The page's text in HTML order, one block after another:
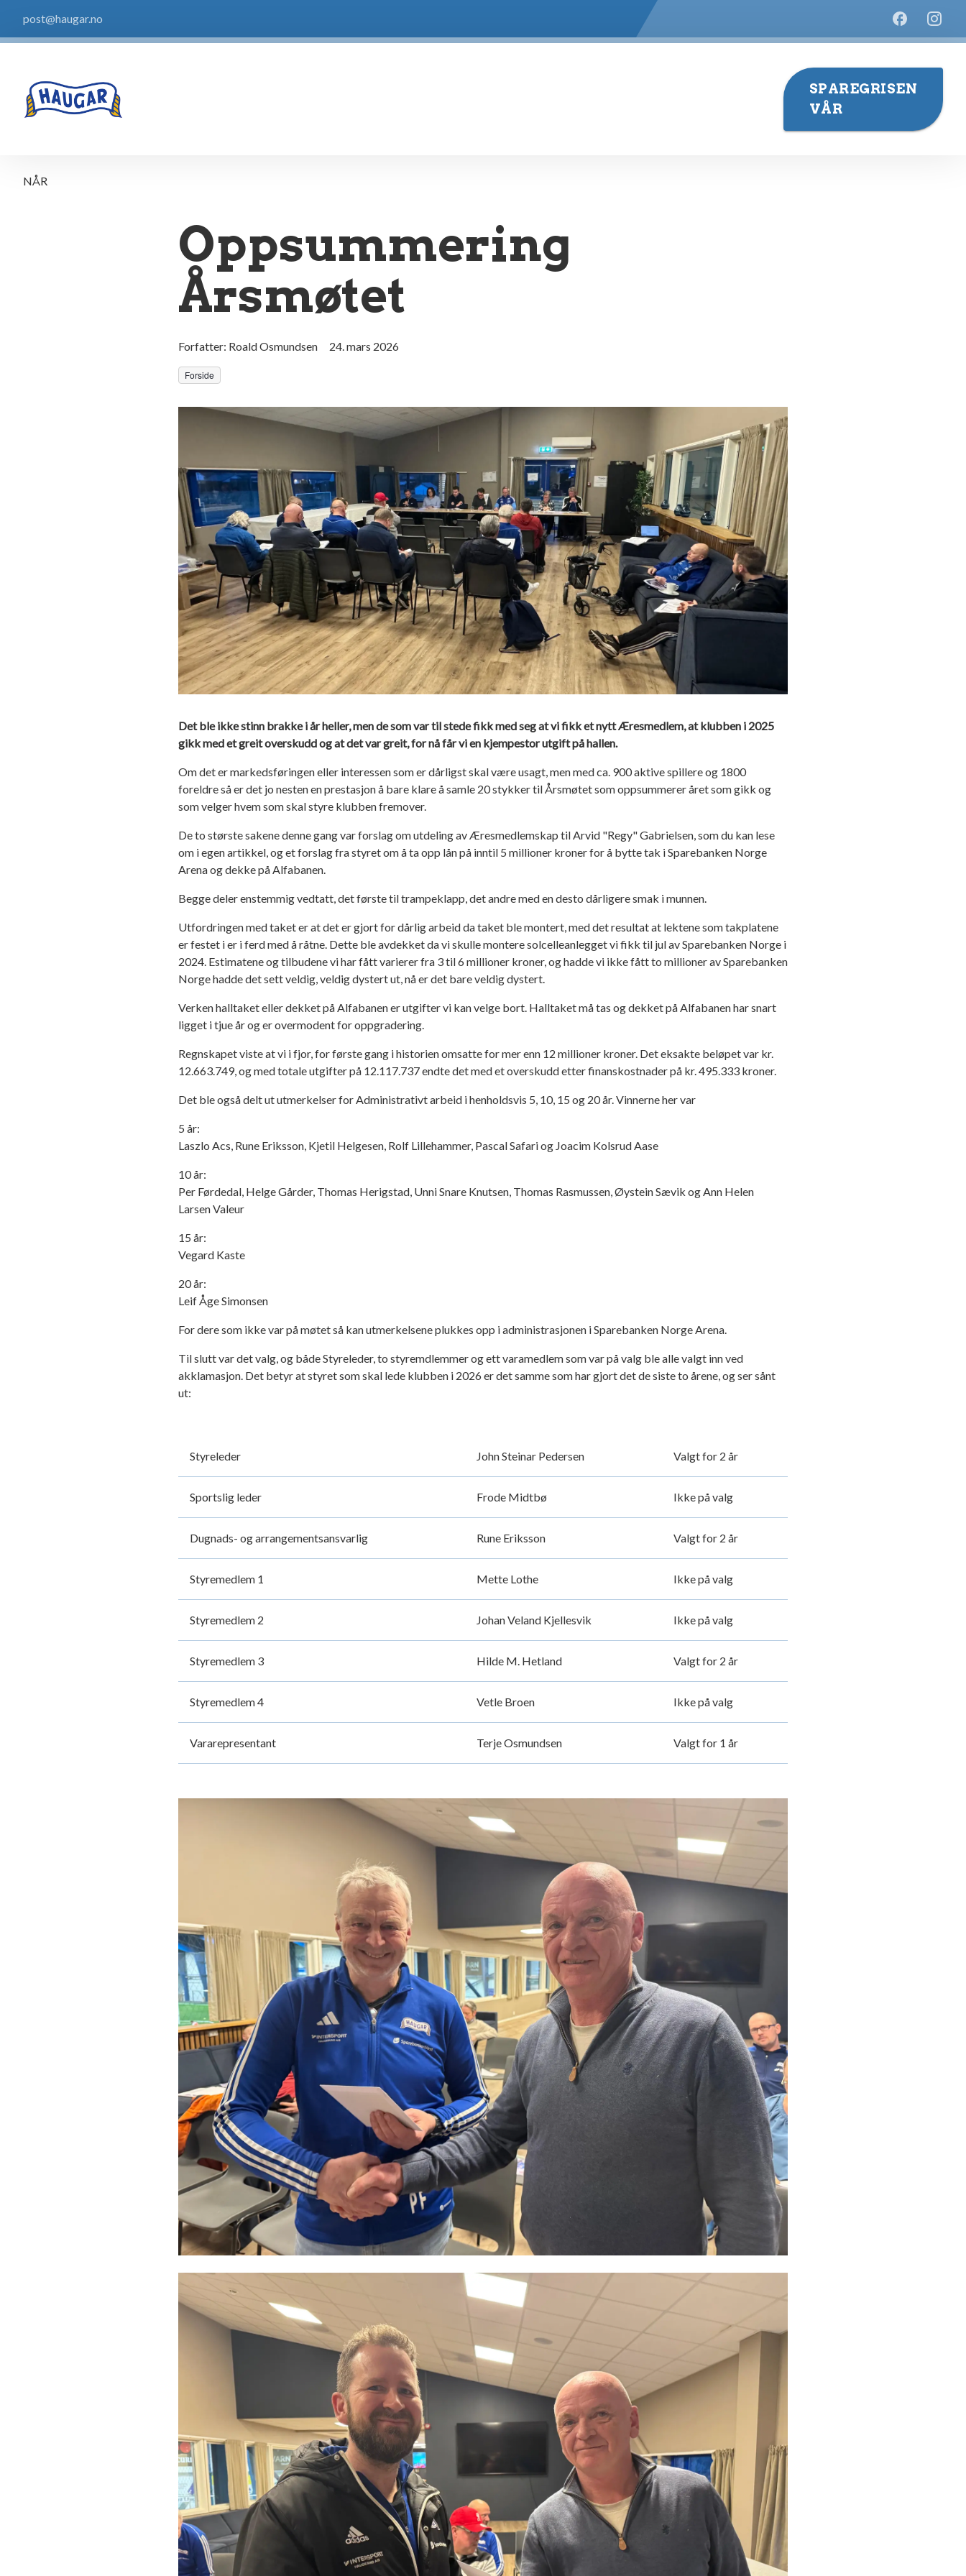
post@haugar.no
SPAREGRISEN
VÅR
NÅR
Oppsummering
Årsmøtet
Forfatter: Roald Osmundsen 24. mars 2026
Forside
Det ble ikke stinn brakke i år heller, men de som var til stede fikk med seg at vi fikk et nytt Æresmedlem, at klubben i 2025
gikk med et greit overskudd og at det var greit, for nå får vi en kjempestor utgift på hallen.
Om det er markedsføringen eller interessen som er dårligst skal være usagt, men med ca. 900 aktive spillere og 1800
foreldre så er det jo nesten en prestasjon å bare klare å samle 20 stykker til Årsmøtet som oppsummerer året som gikk og
som velger hvem som skal styre klubben fremover.
De to største sakene denne gang var forslag om utdeling av Æresmedlemskap til Arvid "Regy" Gabrielsen, som du kan lese
om i egen artikkel, og et forslag fra styret om å ta opp lån på inntil 5 millioner kroner for å bytte tak i Sparebanken Norge
Arena og dekke på Alfabanen.
Begge deler enstemmig vedtatt, det første til trampeklapp, det andre med en desto dårligere smak i munnen.
Utfordringen med taket er at det er gjort for dårlig arbeid da taket ble montert, med det resultat at lektene som takplatene
er festet i er i ferd med å råtne. Dette ble avdekket da vi skulle montere solcelleanlegget vi fikk til jul av Sparebanken Norge i
2024. Estimatene og tilbudene vi har fått varierer fra 3 til 6 millioner kroner, og hadde vi ikke fått to millioner av Sparebanken
Norge hadde det sett veldig, veldig dystert ut, nå er det bare veldig dystert.
Verken halltaket eller dekket på Alfabanen er utgifter vi kan velge bort. Halltaket må tas og dekket på Alfabanen har snart
ligget i tjue år og er overmodent for oppgradering.
Regnskapet viste at vi i fjor, for første gang i historien omsatte for mer enn 12 millioner kroner. Det eksakte beløpet var kr.
12.663.749, og med totale utgifter på 12.117.737 endte det med et overskudd etter finanskostnader på kr. 495.333 kroner.
Det ble også delt ut utmerkelser for Administrativt arbeid i henholdsvis 5, 10, 15 og 20 år. Vinnerne her var
5 år:
Laszlo Acs, Rune Eriksson, Kjetil Helgesen, Rolf Lillehammer, Pascal Safari og Joacim Kolsrud Aase
10 år:
Per Førdedal, Helge Gårder, Thomas Herigstad, Unni Snare Knutsen, Thomas Rasmussen, Øystein Sævik og Ann Helen
Larsen Valeur
15 år:
Vegard Kaste
20 år:
Leif Åge Simonsen
For dere som ikke var på møtet så kan utmerkelsene plukkes opp i administrasjonen i Sparebanken Norge Arena.
Til slutt var det valg, og både Styreleder, to styremdlemmer og ett varamedlem som var på valg ble alle valgt inn ved
akklamasjon. Det betyr at styret som skal lede klubben i 2026 er det samme som har gjort det de siste to årene, og ser sånt
ut:
Styreleder John Steinar Pedersen Valgt for 2 år
Sportslig leder Frode Midtbø Ikke på valg
Dugnads- og arrangementsansvarlig Rune Eriksson Valgt for 2 år
Styremedlem 1 Mette Lothe Ikke på valg
Styremedlem 2 Johan Veland Kjellesvik Ikke på valg
Styremedlem 3 Hilde M. Hetland Valgt for 2 år
Styremedlem 4 Vetle Broen Ikke på valg
Vararepresentant Terje Osmundsen Valgt for 1 år